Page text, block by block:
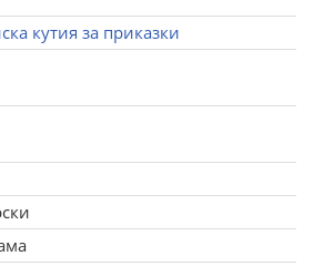
кутия за приказки